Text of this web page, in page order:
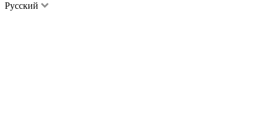
Русский